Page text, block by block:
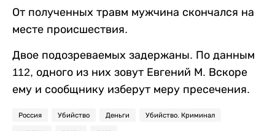
От полученных травм мужчина скончался на
месте происшествия.
Двое подозреваемых задержаны. По данным
112, одного из них зовут Евгений М. Вскоре
ему и сообщнику изберут меру пресечения.
Россия Убийство Деньги Убийство. Криминал